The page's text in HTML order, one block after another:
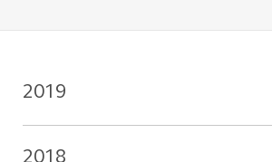
2019
2018